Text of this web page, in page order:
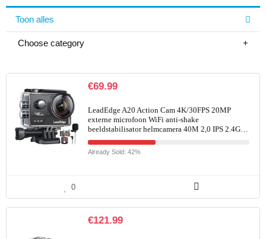
Toon alles
Choose category
€69.99
LeadEdge A20 Action Cam 4K/30FPS 20MP
externe microfoon WiFi anti-shake
beeldstabilisator helmcamera 40M 2,0 IPS 2.4G…
Already Sold: 42%
0
€121.99